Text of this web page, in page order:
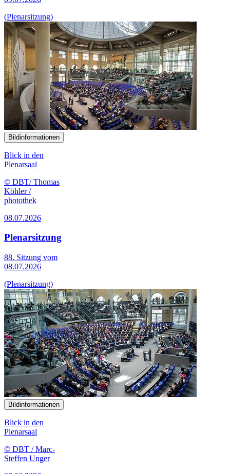
(Plenarsitzung)
Bildinformationen
Blick in den
Plenarsaal
© DBT/ Thomas
Köhler /
photothek
08.07.2026
Plenarsitzung
88. Sitzung vom
08.07.2026
(Plenarsitzung)
Bildinformationen
Blick in den
Plenarsaal
© DBT / Marc-
Steffen Unger